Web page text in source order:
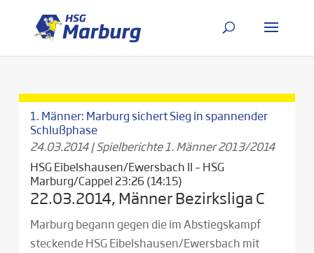
1. Männer: Marburg sichert Sieg in spannender
Schlußphase
24.03.2014|Spielberichte 1. Männer 2013/2014
HSG Eibelshausen/Ewersbach II – HSG
Marburg/Cappel 23:26 (14:15)
22.03.2014, Männer Bezirksliga C
Marburg begann gegen die im Abstiegskampf
steckende HSG Eibelshausen/Ewersbach mit